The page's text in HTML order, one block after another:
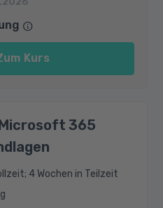
Kurs
365
4 Wochen in Teilzeit